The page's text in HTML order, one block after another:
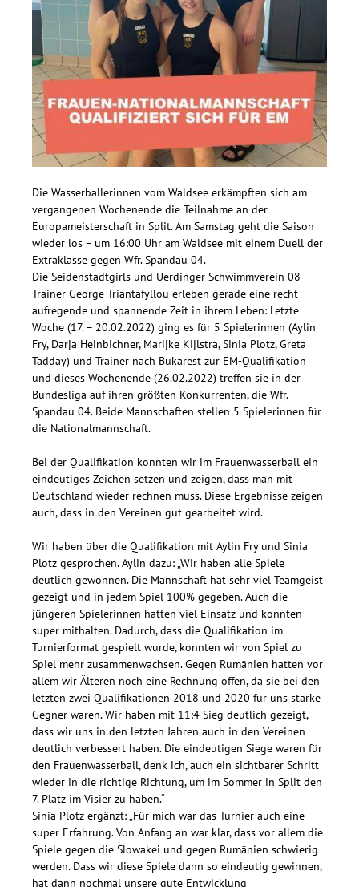
Die Wasserballerinnen vom Waldsee erkämpften sich am
vergangenen Wochenende die Teilnahme an der
Europameisterschaft in Split. Am Samstag geht die Saison
wieder los – um 16:00 Uhr am Waldsee mit einem Duell der
Extraklasse gegen Wfr. Spandau 04.
Die Seidenstadtgirls und Uerdinger Schwimmverein 08
Trainer George Triantafyllou erleben gerade eine recht
aufregende und spannende Zeit in ihrem Leben: Letzte
Woche (17. – 20.02.2022) ging es für 5 Spielerinnen (Aylin
Fry, Darja Heinbichner, Marijke Kijlstra, Sinia Plotz, Greta
Tadday) und Trainer nach Bukarest zur EM-Qualifikation
und dieses Wochenende (26.02.2022) treffen sie in der
Bundesliga auf ihren größten Konkurrenten, die Wfr.
Spandau 04. Beide Mannschaften stellen 5 Spielerinnen für
die Nationalmannschaft.
Bei der Qualifikation konnten wir im Frauenwasserball ein
eindeutiges Zeichen setzen und zeigen, dass man mit
Deutschland wieder rechnen muss. Diese Ergebnisse zeigen
auch, dass in den Vereinen gut gearbeitet wird.
Wir haben über die Qualifikation mit Aylin Fry und Sinia
Plotz gesprochen. Aylin dazu: „Wir haben alle Spiele
deutlich gewonnen. Die Mannschaft hat sehr viel Teamgeist
gezeigt und in jedem Spiel 100% gegeben. Auch die
jüngeren Spielerinnen hatten viel Einsatz und konnten
super mithalten. Dadurch, dass die Qualifikation im
Turnierformat gespielt wurde, konnten wir von Spiel zu
Spiel mehr zusammenwachsen. Gegen Rumänien hatten vor
allem wir Älteren noch eine Rechnung offen, da sie bei den
letzten zwei Qualifikationen 2018 und 2020 für uns starke
Gegner waren. Wir haben mit 11:4 Sieg deutlich gezeigt,
dass wir uns in den letzten Jahren auch in den Vereinen
deutlich verbessert haben. Die eindeutigen Siege waren für
den Frauenwasserball, denk ich, auch ein sichtbarer Schritt
wieder in die richtige Richtung, um im Sommer in Split den
7. Platz im Visier zu haben.“
Sinia Plotz ergänzt: „Für mich war das Turnier auch eine
super Erfahrung. Von Anfang an war klar, dass vor allem die
Spiele gegen die Slowakei und gegen Rumänien schwierig
werden. Dass wir diese Spiele dann so eindeutig gewinnen,
hat dann nochmal unsere gute Entwicklung